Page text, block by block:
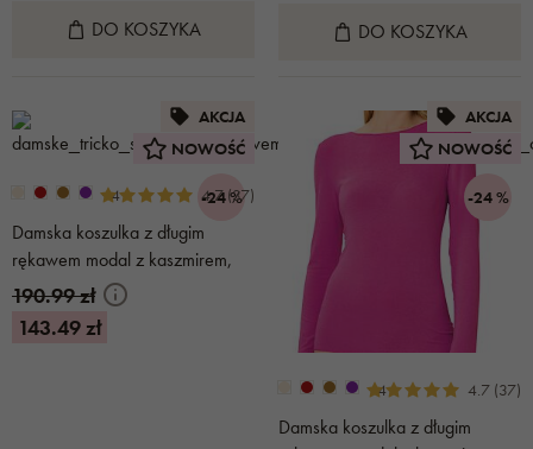
DO KOSZYKA DO KOSZYKA
AKCJA
NOWOŚĆ
-24 %
+4 4.7 (37)
Damska koszulka z długim
rękawem modal z kaszmirem,
cynamonowy
190.99 zł
143.49 zł
AKCJA
NOWOŚĆ
-24 %
+4 4.7 (37)
Damska koszulka z długim